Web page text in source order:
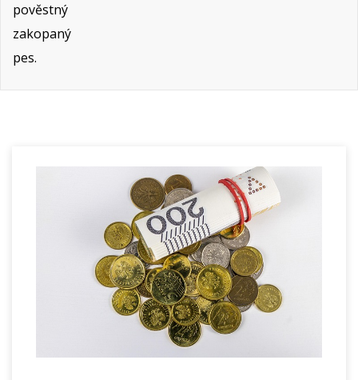
pověstný
zakopaný
pes.